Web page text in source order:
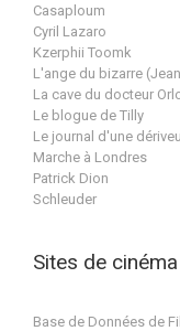
Casaploum
Cyril Lazaro
Kzerphii Toomk
L'ange du bizarre
La cave du docteur
Le blogue de Tilly
Le journal d'une
Marche à Londres
Patrick Dion
Schleuder
Sites de cinéma
Base de Données de